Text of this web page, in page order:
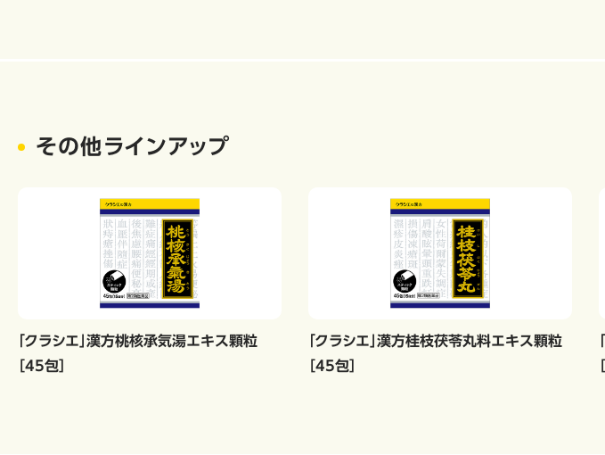
その他ラインアップ
「クラシエ」漢方桃核承気湯エキス顆粒
［45包］
「クラシエ」漢方桂枝茯苓丸料エキス顆粒
［45包］